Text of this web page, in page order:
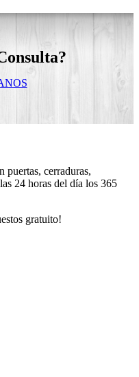
puertas, cerraduras,
24 horas del día los 365
gratuito!